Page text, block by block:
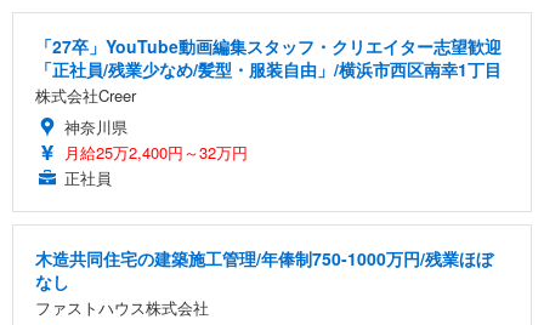
「27卒」YouTube動画編集スタッフ・クリエイター志望歓迎
「正社員/残業少なめ/髪型・服装自由」/横浜市西区南幸1丁目
株式会社Creer
神奈川県
月給25万2,400円～32万円
正社員
木造共同住宅の建築施工管理/年俸制750-1000万円/残業ほぼ
なし
ファストハウス株式会社